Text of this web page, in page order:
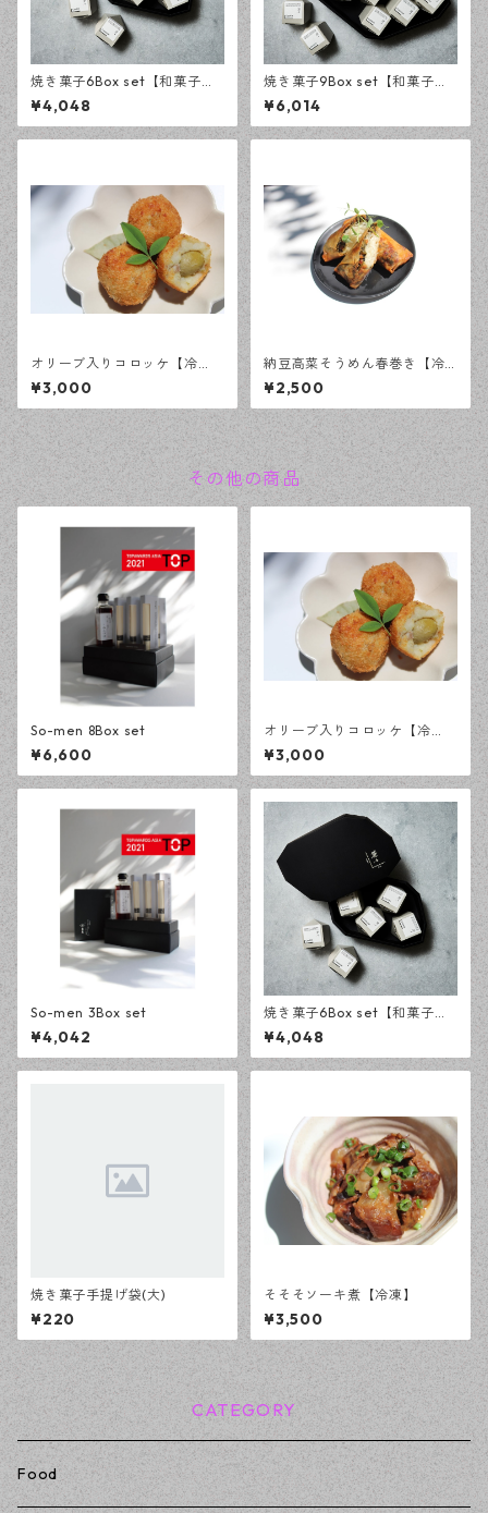
焼き菓子6Box set【和菓子
楚々】
¥4,048
焼き菓子9Box set【和菓子
楚々】
¥6,014
オリーブ入りコロッケ【冷
凍】
¥3,000
納豆高菜そうめん春巻き【冷
凍】
¥2,500
その他の商品
So-men 8Box set
¥6,600
オリーブ入りコロッケ【冷
凍】
¥3,000
So-men 3Box set
¥4,042
焼き菓子6Box set【和菓子
楚々】
¥4,048
焼き菓子手提げ袋(大)
¥220
そそそソーキ煮【冷凍】
¥3,500
CATEGORY
Food